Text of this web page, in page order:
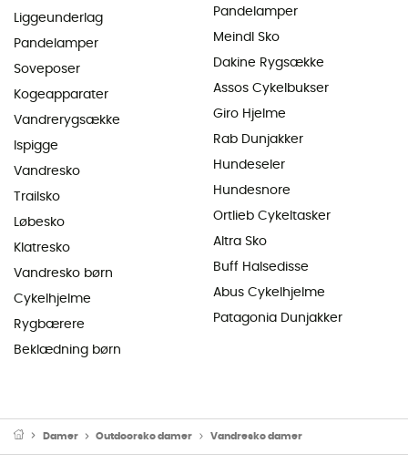
Liggeunderlag
Pandelamper
Soveposer
Kogeapparater
Vandrerygsække
Ispigge
Vandresko
Trailsko
Løbesko
Klatresko
Vandresko børn
Cykelhjelme
Rygbærere
Beklædning børn
Pandelamper
Meindl Sko
Dakine Rygsække
Assos Cykelbukser
Giro Hjelme
Rab Dunjakker
Hundeseler
Hundesnore
Ortlieb Cykeltasker
Altra Sko
Buff Halsedisse
Abus Cykelhjelme
Patagonia Dunjakker
Damer Outdoorsko damer Vandresko damer